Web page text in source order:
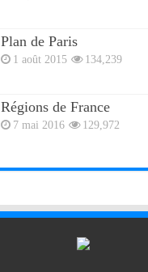
Plan de Paris
1 août 2015 134,239
Régions de France
7 mai 2016 129,972